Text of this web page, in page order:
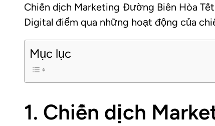
Chiến dịch Marketing Đường Biên Hòa
Digital điểm qua những hoạt động của
Mục lục
1. Chiến dịch